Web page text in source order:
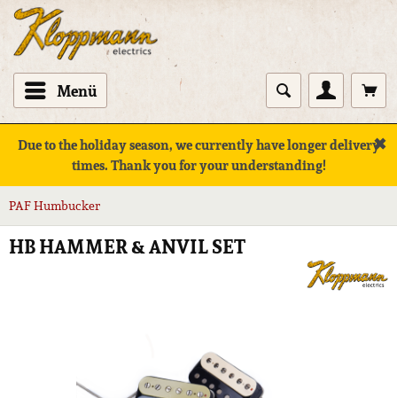
Menü
Due to the holiday season, we currently have longer delivery
times. Thank you for your understanding!
✖
PAF Humbucker
HB HAMMER & ANVIL SET